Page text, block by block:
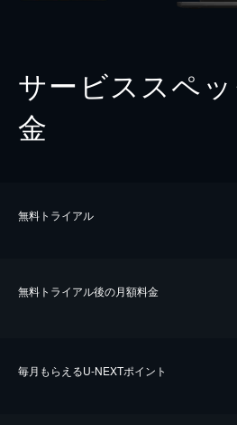
サービススペ
金
無料トライアル
無料トライアル後の⽉額料金
毎⽉もらえるU-NEXTポイント